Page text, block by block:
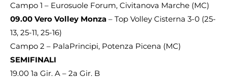
Campo 1 – Eurosuole Forum, Civitanova Marche (MC)
09.00 Vero Volley Monza – Top Volley Cisterna 3-0 (25-
13, 25-11, 25-16)
Campo 2 – PalaPrincipi, Potenza Picena (MC)
SEMIFINALI
19.00 1a Gir. A – 2a Gir. B